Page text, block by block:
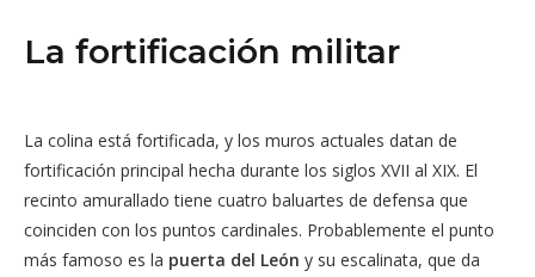
La fortificación militar
La colina está fortificada, y los muros actuales datan de
fortificación principal hecha durante los siglos XVII al XIX. El
recinto amurallado tiene cuatro baluartes de defensa que
coinciden con los puntos cardinales. Probablemente el punto
más famoso es la puerta del León y su escalinata, que da